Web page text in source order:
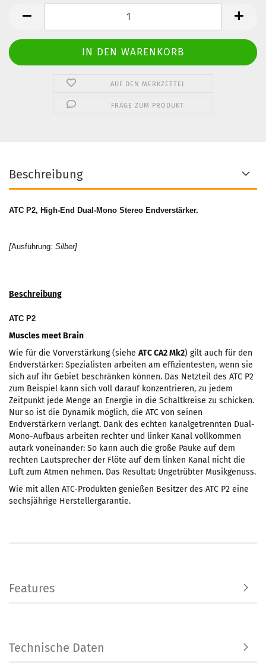
AUF DEN MERKZETTEL
FRAGE ZUM PRODUKT
Beschreibung
ATC P2, High-End Dual-Mono Stereo Endverstärker.
[Ausführung: Silber]
Beschreibung
ATC P2
Muscles meet Brain
Wie für die Vorverstärkung (siehe ATC CA2 Mk2) gilt auch für den
Endverstärker: Spezialisten arbeiten am effizientesten, wenn sie
sich auf ihr Gebiet beschränken können. Das Netzteil des ATC P2
zum Beispiel kann sich voll darauf konzentrieren, zu jedem
Zeitpunkt jede Menge an Energie in die Schaltkreise zu schicken.
Nur so ist die Dynamik möglich, die ATC von seinen
Endverstärkern verlangt. Dank des echten kanalgetrennten Dual-
Mono-Aufbaus arbeiten rechter und linker Kanal vollkommen
autark voneinander: So kann auch die große Pauke auf dem
rechten Lautsprecher der Flöte auf dem linken Kanal nicht die
Luft zum Atmen nehmen. Das Resultat: Ungetrübter Musikgenuss.
Wie mit allen ATC-Produkten genießen Besitzer des ATC P2 eine
sechsjährige Herstellergarantie.
Features
Technische Daten